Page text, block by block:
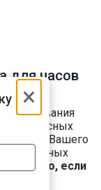
×
для часов
в сервисных
минут Вашего
сервисных
бесплатно, если